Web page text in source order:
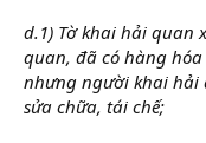
d.1) Tờ khai hải quan
quan, đã có hàng
nhưng người khai hải
sửa chữa, tái chế;